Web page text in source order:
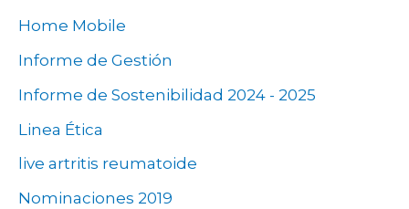
Home Mobile
Informe de Gestión
Informe de Sostenibilidad 2024 - 2025
Linea Ética
live artritis reumatoide
Nominaciones 2019